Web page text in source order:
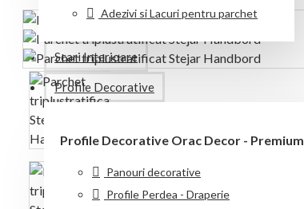
Adezivi si Lacuri pentru parchet
Scari Interioare
Profile Decorative
Profile Decorative Orac Decor - Premium
Panouri decorative
Profile Perdea - Draperie